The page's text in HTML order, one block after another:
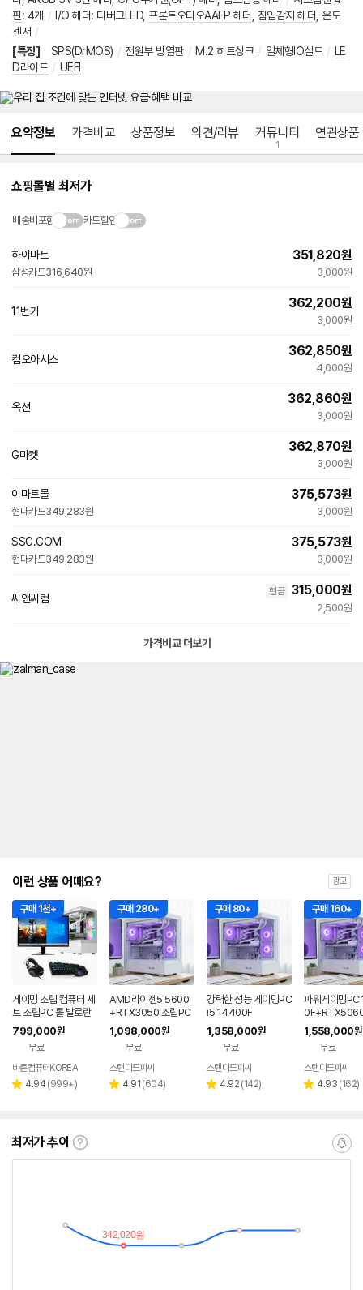
핀: 4개 / I/O 헤더: 디버그LED, 프론트오디오AAFP 헤더 침입감지 헤더
온도
센서 /
[특징]
SPS(DrMOS) / 전원부 방열판 / M.2 히트싱크 / 일체형IO실드 / LE
D라이트 / UEFI
요약정보 가격비교 상품정보 의견/리뷰 커뮤니티
1
연관상품
쇼핑몰별 최저가
배송비포함 카드할인
하이마트
삼성카드316,640원
351,820원
3,000원
11번가
362,200원
3,000원
컴오아시스
362,850원
4,000원
옥션
362,860원
3,000원
G마켓
362,870원
3,000원
이마트몰
현대카드349,283원
375,573원
3,000원
SSG.COM
현대카드349,283원
375,573원
3,000원
씨앤씨컴
현금 315,000원
2,500원
가격비교 더보기
이런 상품 어때요? 광고
구매 1천+
게이밍 조립 컴퓨터 세
트 조립PC 롤 발로란
트 오버워치 배그 바른
컴퓨터 본체 풀세트F1
799,000원
무료
바른컴퓨터KOREA
별 4.94 리
(999+)
구매 280+
AMD라이젠5 5600
+RTX3050 조립PC
1,098,000원
무료
페이
스탠다드피씨
별 4.91 리
(604)
구매 80+
강력한 성능 게이밍PC
i5 14400F
1,358,000원
무료
페이
스탠다드피씨
별 4.92 리
(142)
구매 160+
파워게이밍
1,558,000원
무료
스탠다드피씨
별 4.93 리
(162)
최저가 추이
최
알